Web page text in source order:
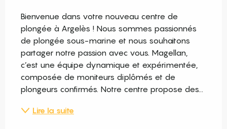
Bienvenue dans votre nouveau centre de
plongée à Argelès ! Nous sommes passionnés
de plongée sous-marine et nous souhaitons
partager notre passion avec vous. Magellan,
c’est une équipe dynamique et expérimentée,
composée de moniteurs diplômés et de
plongeurs confirmés. Notre centre propose des...
Lire la suite